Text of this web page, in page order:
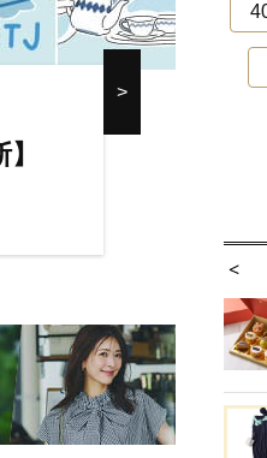
省・夏のご挨拶】で喜ばれる
テル手土産」14選。〈価格
センスが伝わる逸品は？
アンナさん、父・辰夫さんの